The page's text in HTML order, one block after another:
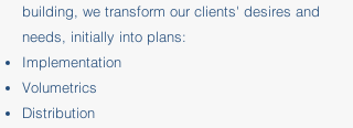
building, we transform our clients' desires and
needs, initially into plans:
Implementation
Volumetrics
Distribution